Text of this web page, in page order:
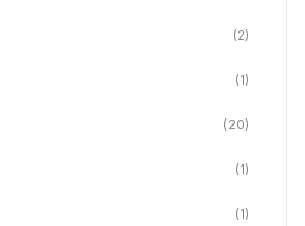
(2)
(1)
(20)
(1)
(1)